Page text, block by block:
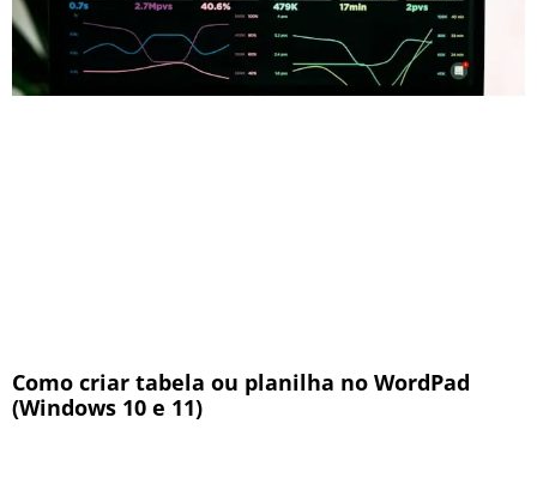
Como criar tabela ou planilha no WordPad
(Windows 10 e 11)